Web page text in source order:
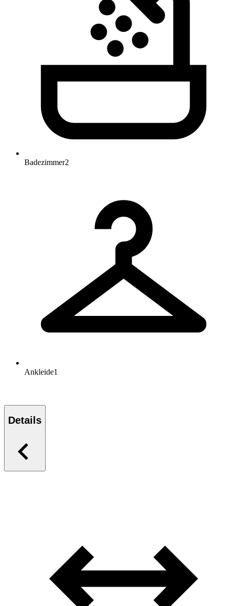
Badezimmer2
Ankleide1
Details